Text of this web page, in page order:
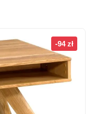
-94 zł